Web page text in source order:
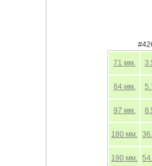
71 мм.
84 мм.
97 мм.
180 мм.
190 мм.